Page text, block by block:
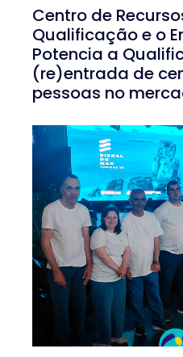
Centro de
Qualificação e o
Potencia a
(re)entrada de
pessoas no